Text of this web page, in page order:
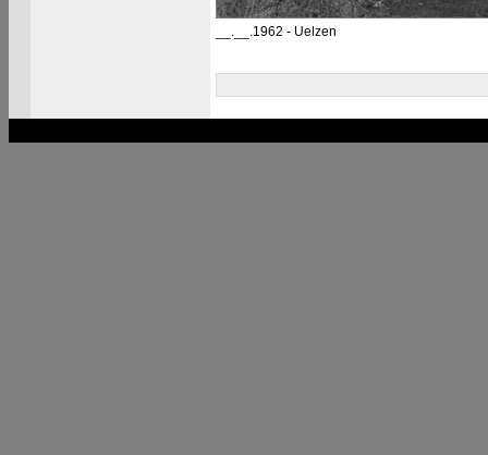
__.__.1962 - Uelzen